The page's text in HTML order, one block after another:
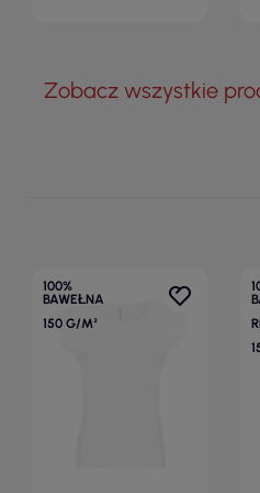
Zobacz wszystkie
100%
BAWEŁNA
150 G/M²